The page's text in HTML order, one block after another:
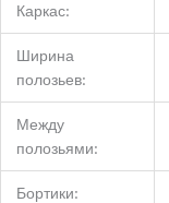
Каркас:
Ширина
полозьев:
Между
полозьями:
Бортики: